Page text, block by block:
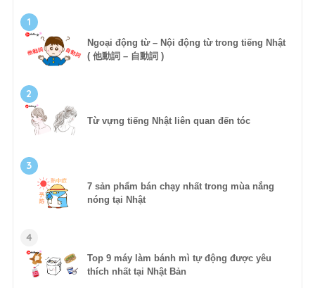
1
Ngoại động từ – Nội động từ trong tiếng Nhật
( 他動詞 – 自動詞 )
2
Từ vựng tiếng Nhật liên quan đến tóc
3
7 sản phẩm bán chạy nhất trong mùa nắng
nóng tại Nhật
4
Top 9 máy làm bánh mì tự động được yêu
thích nhất tại Nhật Bản